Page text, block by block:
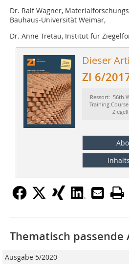
Dr. Ralf Wagner,
Bauhaus-Universität Weimar,
Dr. Anne Tretau, Institut für
Dieser
ZI 6/
Ressort: 56th
Training
Thematisch passende
Ausgabe 5/2020